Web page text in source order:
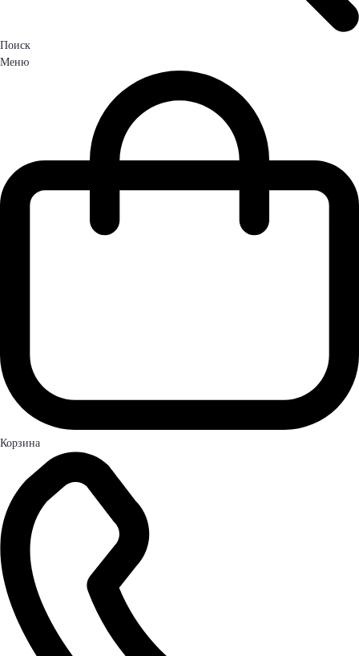
Поиск
Меню
Корзина